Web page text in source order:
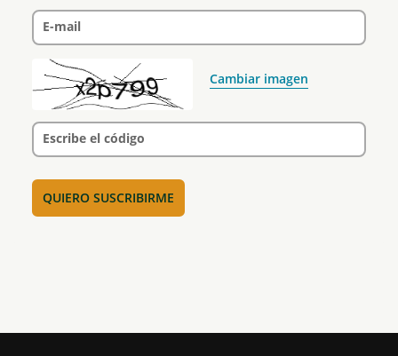
E-mail
Cambiar imagen
Escribe el código